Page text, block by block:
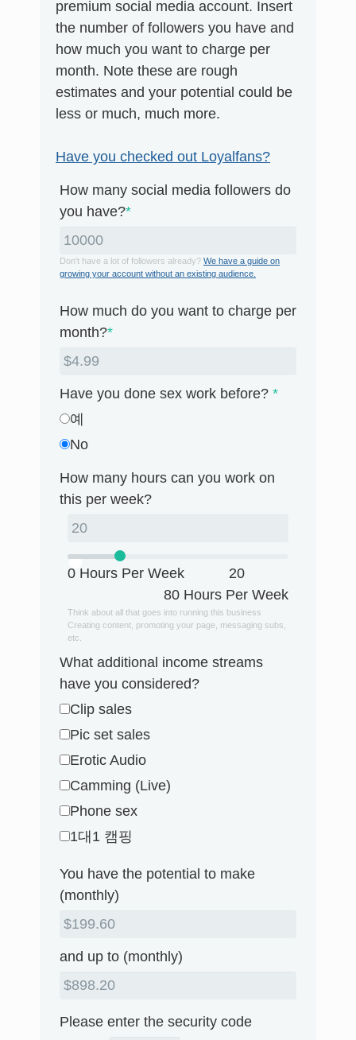
premium social media account. Insert
the number of followers you have and
how much you want to charge per
month. Note these are rough
estimates and your potential could be
less or much, much more.
Have you checked out Loyalfans?
How many social media followers do
you have?*
Don't have a lot of followers already? We have a guide on
growing your account without an existing audience.
How much do you want to charge per
month?*
Have you done sex work before? *
예
No
How many hours can you work on
this per week?
0 Hours Per Week
80 Hours Per Week
20
Think about all that goes into running this business
Creating content, promoting your page, messaging subs,
etc.
What additional income streams
have you considered?
Clip sales
Pic set sales
Erotic Audio
Camming (Live)
Phone sex
1대1 캠핑
You have the potential to make
(monthly)
and up to (monthly)
Please enter the security code